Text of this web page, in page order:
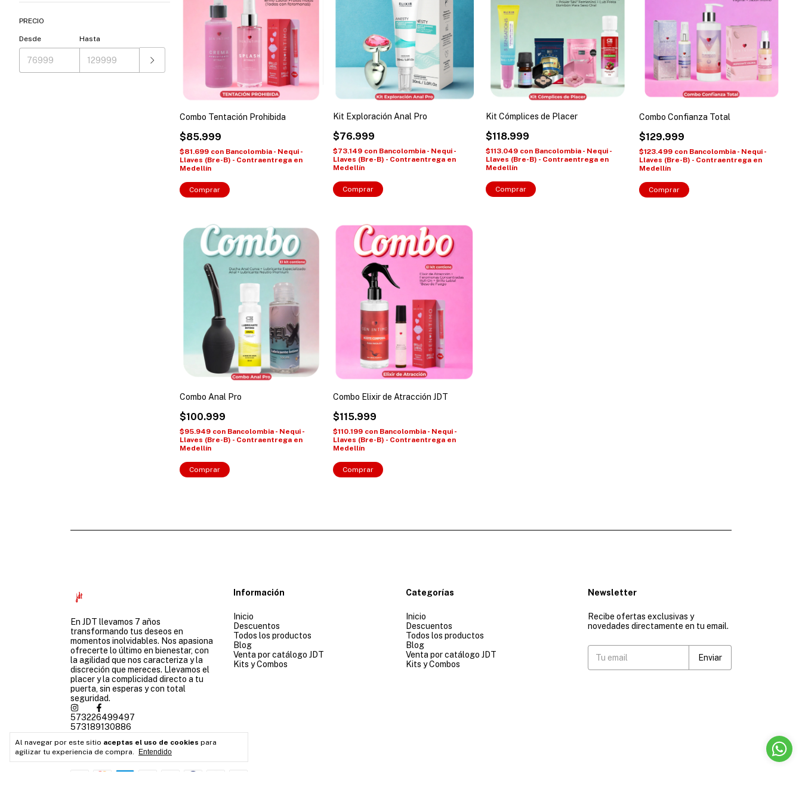
Al navegar por este sitio aceptas el uso de cookies para
agilizar tu experiencia de compra.
Entendido
PRECIO
Desde Hasta
Combo Tentación Prohibida
$85.999
$81.699 con Bancolombia - Nequi -
Llaves (Bre-B) - Contraentrega en
Medellín
Kit Exploración Anal Pro
$76.999
$73.149 con Bancolombia - Nequi -
Llaves (Bre-B) - Contraentrega en
Medellín
Kit Cómplices de Placer
$118.999
$113.049 con Bancolombia - Nequi -
Llaves (Bre-B) - Contraentrega en
Medellín
Combo Confianza Total
$129.999
$123.499 con Bancolombia - Nequi -
Llaves (Bre-B) - Contraentrega en
Medellín
Combo Anal Pro
$100.999
$95.949 con Bancolombia - Nequi -
Llaves (Bre-B) - Contraentrega en
Medellín
Combo Elixir de Atracción JDT
$115.999
$110.199 con Bancolombia - Nequi -
Llaves (Bre-B) - Contraentrega en
Medellín
En JDT llevamos 7 años
transformando tus deseos en
momentos inolvidables. Nos apasiona
ofrecerte lo último en bienestar, con
la agilidad que nos caracteriza y la
discreción que mereces. Llevamos el
placer y la complicidad directo a tu
puerta, sin esperas y con total
seguridad.
573226499497
573189130886
Medellín-Colombia
Información
Inicio
Descuentos
Todos los productos
Blog
Venta por catálogo JDT
Kits y Combos
Categorías
Inicio
Descuentos
Todos los productos
Blog
Venta por catálogo JDT
Kits y Combos
Newsletter
Recibe ofertas exclusivas y
novedades directamente en tu email.
Medios de pago